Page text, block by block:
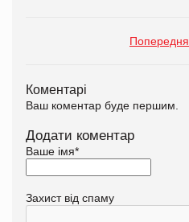
Попередня
Коментарі
Ваш коментар буде першим.
Додати коментар
Ваше імя*
Захист від спаму